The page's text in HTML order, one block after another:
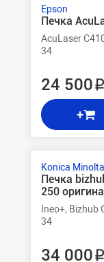
Epson
Печка
AcuLaser
34
24 500 ₽
+
Konica Minolta
Печка
250
Ineo+, Bizhub
34
34 000 ₽